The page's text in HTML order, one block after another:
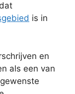
is in
en
als een van